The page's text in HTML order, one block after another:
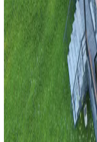
Banyo
Önlemleriyle Estetik
Banyo dekorasyonunda yeşil
desenleriyle estetik bir
düzenlemesi yangın riskini
Neon ve LED Işıklar:
Güvenlik Endişeleri
Neon ışıkların yüksek voltaj
yasaklanması, LED ışıkların
sayesinde tercih edilmesi
görülen bir durumdur.